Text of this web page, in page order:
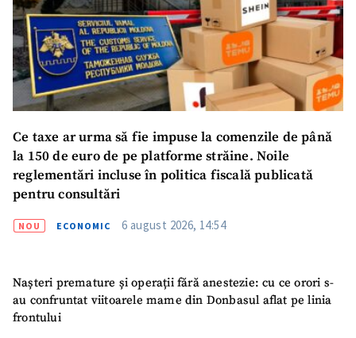
SUSȚINE
Ce taxe ar urma să fie impuse la comenzile de până
la 150 de euro de pe platforme străine. Noile
reglementări incluse în politica fiscală publicată
pentru consultări
NOU ECONOMIC 6 august 2026, 14:54
Nașteri premature și operații fără anestezie: cu ce orori s-
au confruntat viitoarele mame din Donbasul aflat pe linia
frontului